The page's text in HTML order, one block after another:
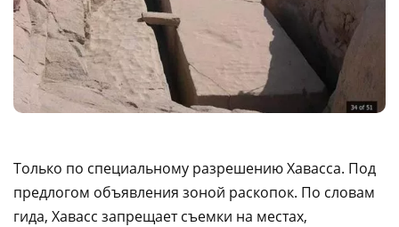
Только по специальному разрешению Хавасса. Под
предлогом объявления зоной раскопок. По словам
гида, Хавасс запрещает съемки на местах,